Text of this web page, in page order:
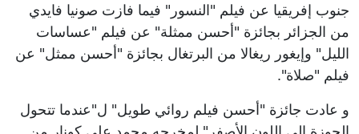
جنوب إفريقيا عن فيلم "النسور" فيما فازت صونيا فايدي
من الجزائر بجائزة "أحسن ممثلة" عن فيلم "عساسات
الليل" وإيغور ريغالا من البرتغال بجائزة "أحسن ممثل" عن
فيلم "صلاة".
و عادت جائزة "أحسن فيلم روائي طويل" ل"عندما تتحول